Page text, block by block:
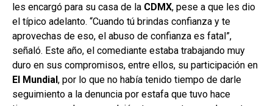
les encargó para su casa de la CDMX, pese a que les dio
el típico adelanto. “Cuando tú brindas confianza y te
aprovechas de eso, el abuso de confianza es fatal”,
señaló. Este año, el comediante estaba trabajando muy
duro en sus compromisos, entre ellos, su participación en
El Mundial, por lo que no había tenido tiempo de darle
seguimiento a la denuncia por estafa que tuvo hace